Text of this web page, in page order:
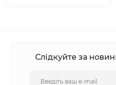
Слідкуйте за